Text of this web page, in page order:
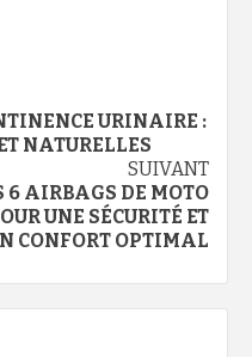
URINAIRE :
NATURELLES
SUIVANT
6 AIRBAGS DE MOTO
UNE SÉCURITÉ ET
CONFORT OPTIMAL